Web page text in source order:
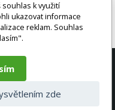
PŘÍMO DO
k využití
ukazovat informace
reklam. Souhlas
zde